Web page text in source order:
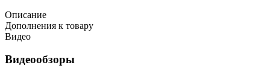
Описание
Дополнения к товару
Видео
Видеообзоры